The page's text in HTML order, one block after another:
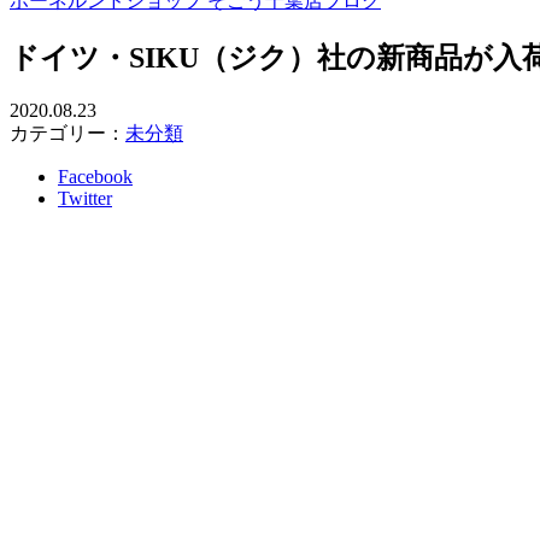
ドイツ・SIKU（ジク）社の新商品が入
2020.08.23
カテゴリー： 未分類
Facebook
Twitter